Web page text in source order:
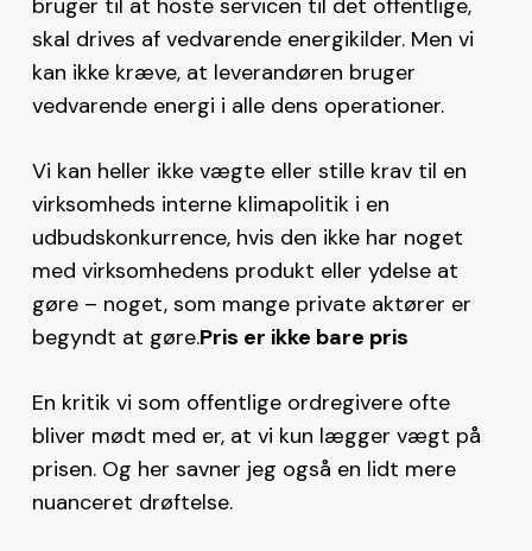
skal drives af vedvarende energikilder. Men vi
kan ikke kræve, at leverandøren bruger
vedvarende energi i alle dens operationer.
Vi kan heller ikke vægte eller stille krav til en
virksomheds interne klimapolitik i en
udbudskonkurrence, hvis den ikke har noget
med virksomhedens produkt eller ydelse at
gøre – noget, som mange private aktører er
begyndt at gøre.Pris er ikke bare pris
En kritik vi som offentlige ordregivere ofte
bliver mødt med er, at vi kun lægger vægt på
prisen. Og her savner jeg også en lidt mere
nuanceret drøftelse.